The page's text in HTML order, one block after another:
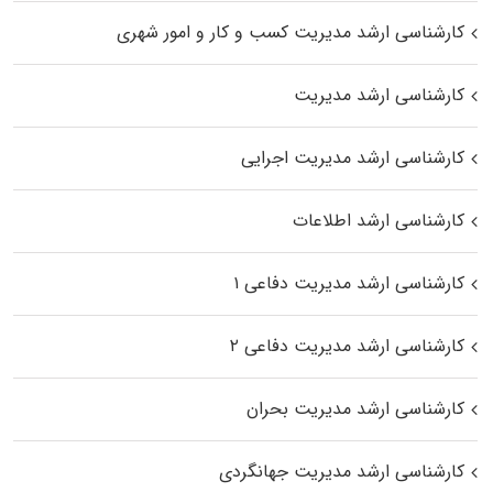
کارشناسی ارشد مدیریت کسب و کار و امور شهری
کارشناسی ارشد مدیریت
کارشناسی ارشد مدیریت اجرایی
کارشناسی ارشد اطلاعات
کارشناسی ارشد مدیریت دفاعی ۱
کارشناسی ارشد مدیریت دفاعی ۲
کارشناسی ارشد مدیریت بحران
کارشناسی ارشد مدیریت جهانگردی